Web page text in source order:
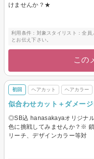
けませんか？★
利用条件：対象スタイリスト：全
とお伝え下さい。
この
初回 ヘアカット ヘアカラー
似合わせカット＋ダメー
◎SB込 hanasakayaオリジナ
色に挑戦してみませんか？※
リーチ、デザインカラー等対